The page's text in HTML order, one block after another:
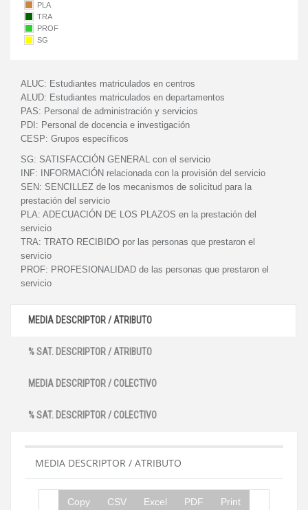
PLA
TRA
PROF
SG
ALUC: Estudiantes matriculados en centros
ALUD: Estudiantes matriculados en departamentos
PAS: Personal de administración y servicios
PDI: Personal de docencia e investigación
CESP: Grupos específicos
SG: SATISFACCIÓN GENERAL con el servicio
INF:
INFORMACIÓN relacionada con la provisión del servicio
SEN: SENCILLEZ de los mecanismos de solicitud para la
prestación del servicio
PLA: ADECUACIÓN DE LOS PLAZOS en la prestación del
servicio
TRA: TRATO RECIBIDO por las personas que prestaron el
servicio
PROF: PROFESIONALIDAD de las personas que prestaron el
servicio
MEDIA DESCRIPTOR / ATRIBUTO
% SAT. DESCRIPTOR / ATRIBUTO
MEDIA DESCRIPTOR / COLECTIVO
% SAT. DESCRIPTOR / COLECTIVO
MEDIA DESCRIPTOR / ATRIBUTO
Copy CSV Excel PDF Print